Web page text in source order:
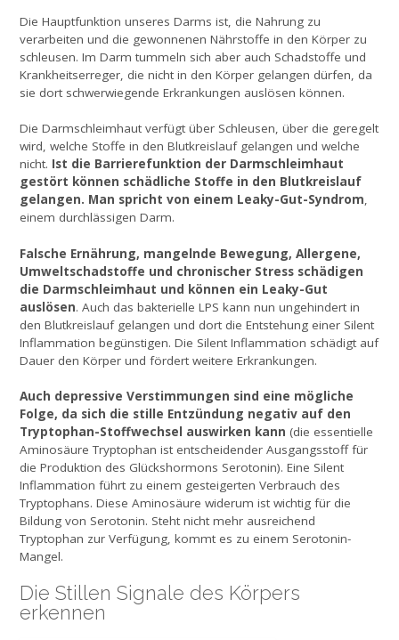
Die Hauptfunktion unseres Darms ist, die Nahrung zu
verarbeiten und die gewonnenen Nährstoffe in den Körper zu
schleusen. Im Darm tummeln sich aber auch Schadstoffe und
Krankheitserreger, die nicht in den Körper gelangen dürfen, da
sie dort schwerwiegende Erkrankungen auslösen können.
Die Darmschleimhaut verfügt über Schleusen, über die geregelt
wird, welche Stoffe in den Blutkreislauf gelangen und welche
nicht. Ist die Barrierefunktion der Darmschleimhaut
gestört können schädliche Stoffe in den Blutkreislauf
gelangen. Man spricht von einem Leaky-Gut-Syndrom,
einem durchlässigen Darm.
Falsche Ernährung, mangelnde Bewegung, Allergene,
Umweltschadstoffe und chronischer Stress schädigen
die Darmschleimhaut und können ein Leaky-Gut
auslösen. Auch das bakterielle LPS kann nun ungehindert in
den Blutkreislauf gelangen und dort die Entstehung einer Silent
Inflammation begünstigen. Die Silent Inflammation schädigt auf
Dauer den Körper und fördert weitere Erkrankungen.
Auch depressive Verstimmungen sind eine mögliche
Folge, da sich die stille Entzündung negativ auf den
Tryptophan-Stoffwechsel auswirken kann (die essentielle
Aminosäure Tryptophan ist entscheidender Ausgangsstoff für
die Produktion des Glückshormons Serotonin). Eine Silent
Inflammation führt zu einem gesteigerten Verbrauch des
Tryptophans. Diese Aminosäure widerum ist wichtig für die
Bildung von Serotonin. Steht nicht mehr ausreichend
Tryptophan zur Verfügung, kommt es zu einem Serotonin-
Mangel.
Die Stillen Signale des Körpers
erkennen